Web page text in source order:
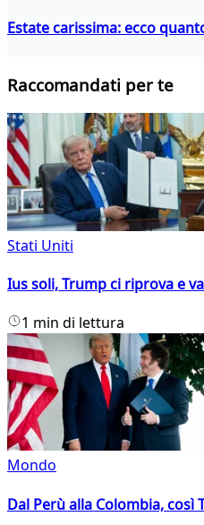
Estate carissima: ecco
Raccomandati per te
Stati Uniti
Ius soli, Trump ci riprova e
1 min di lettura
Mondo
Dal Perù alla Colombia,